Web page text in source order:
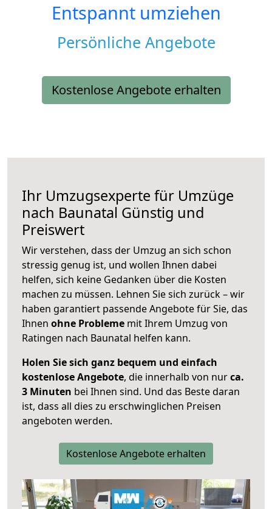
Entspannt umziehen
Persönliche Angebote
Kostenlose Angebote erhalten
Ihr Umzugsexperte für Umzüge
nach Baunatal Günstig und
Preiswert
Wir verstehen, dass der Umzug an sich schon
stressig genug ist, und wollen Ihnen dabei
helfen, sich keine Gedanken über die Kosten
machen zu müssen. Lehnen Sie sich zurück – wir
haben garantiert passende Angebote für Sie, das
Ihnen ohne Probleme mit Ihrem Umzug von
Ratingen nach Baunatal helfen kann.
Holen Sie sich ganz bequem und einfach
kostenlose Angebote, die innerhalb von nurca.
3 Minuten bei Ihnen sind. Und das Beste daran
ist, dass all dies zu erschwinglichen Preisen
angeboten werden.
Kostenlose Angebote erhalten